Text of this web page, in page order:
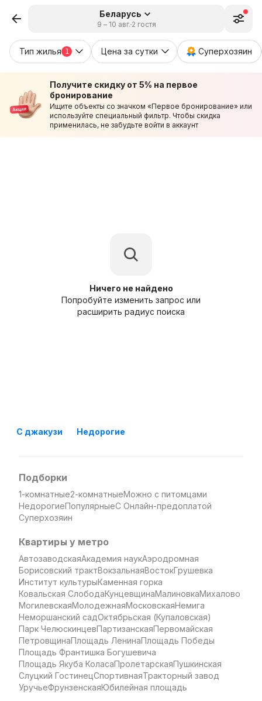
Беларусь
9 – 10 авг.2 гостя
Тип жилья 1 Цена за сутки Суперхозяин
Получите скидку от 5% на первое
бронирование
Ищите объекты со значком «Первое бронирование» или
используйте специальный фильтр. Чтобы скидка
применилась, не забудьте войти в аккаунт
Ничего не найдено
Попробуйте изменить запрос или
расширить радиус поиска
С джакузи Недорогие
Подборки
1-комнатные2-комнатныеМожно с питомцами
НедорогиеПопулярныеС Онлайн-предоплатой
Суперхозяин
Квартиры у метро
АвтозаводскаяАкадемия наукАэродромная
Борисовский трактВокзальнаяВостокГрушевка
Институт культурыКаменная горка
Ковальская СлободаКунцевщинаМалиновкаМихалово
МогилевскаяМолодежнаяМосковскаяНемига
Неморшанский садОктябрьская (Купаловская)
Парк ЧелюскинцевПартизанскаяПервомайская
ПетровщинаПлощадь ЛенинаПлощадь Победы
Площадь Франтишка Богушевича
Площадь Якуба КоласаПролетарскаяПушкинская
Слуцкий ГостинецСпортивнаяТракторный завод
УручьеФрунзенскаяЮбилейная площадь